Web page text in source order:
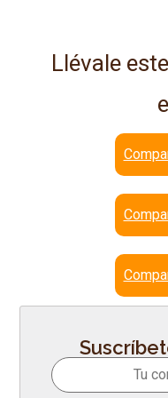
Llévale